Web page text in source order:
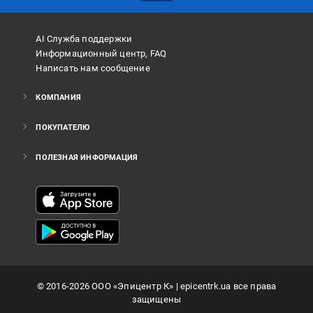
AI Служба поддержки
Информационный центр, FAQ
Написать нам сообщение
КОМПАНИЯ
ПОКУПАТЕЛЮ
ПОЛЕЗНАЯ ИНФОРМАЦИЯ
©2016-2026ООО «Эпицентр К» | epicentrk.ua все права
защищены